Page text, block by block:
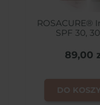
ROSACURE®
SPF 30,
89,00
DO